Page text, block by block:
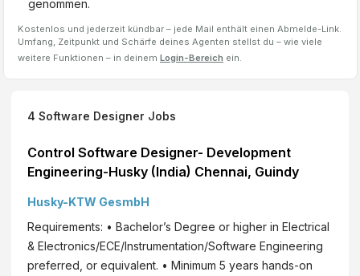
genommen.
Kostenlos und jederzeit kündbar – jede Mail enthält einen Abmelde-Link.
Umfang, Zeitpunkt und Schärfe deines Agenten stellst du – wie viele
weitere Funktionen – in deinem Login-Bereich ein.
4 Software Designer Jobs
Control Software Designer- Development
Engineering-Husky (India) Chennai, Guindy
Husky-KTW GesmbH
Requirements: • Bachelor’s Degree or higher in Electrical
& Electronics/ECE/Instrumentation/Software Engineering
preferred, or equivalent. • Minimum 5 years hands-on